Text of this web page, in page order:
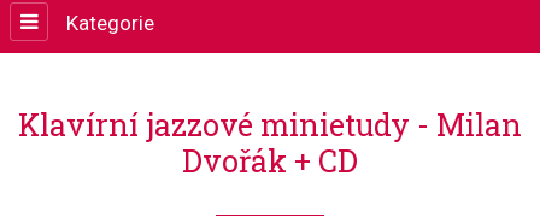
Kategorie
Klavírní jazzové minietudy - Milan
Dvořák + CD